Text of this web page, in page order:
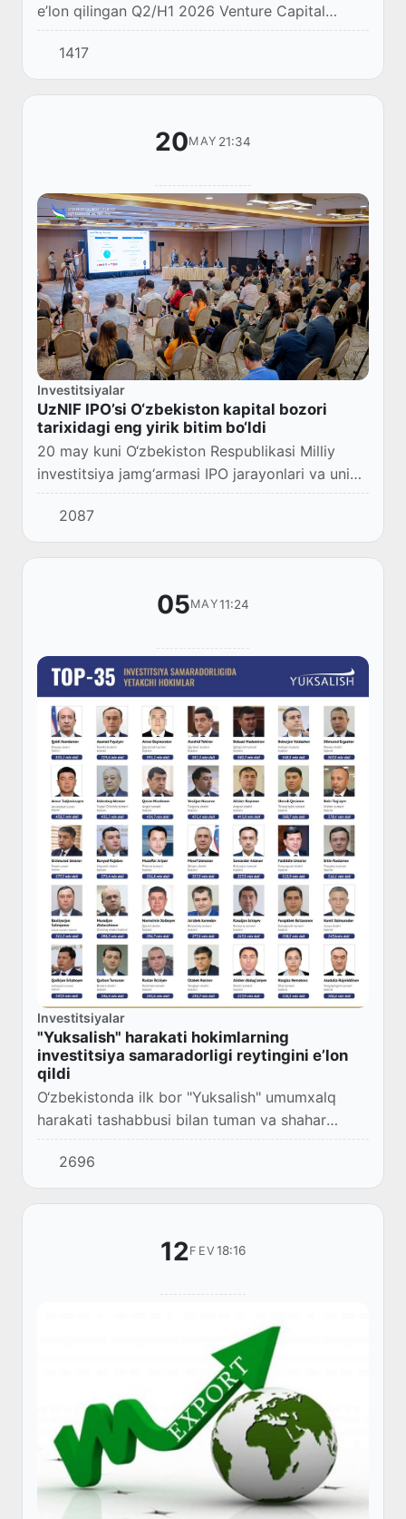
e’lon qilingan Q2/H1 2026 Venture Capital
Report natijalariga ko‘ra, O‘zbekiston venchur
investitsiyalar hajmining yillik o‘sish sur’ati b...
1417
20MAY 21:34
Investitsiyalar
UzNIF IPO’si O‘zbekiston kapital bozori
tarixidagi eng yirik bitim bo‘ldi
20 may kuni O‘zbekiston Respublikasi Milliy
investitsiya jamg‘armasi IPO jarayonlari va uning
natijalariga bag‘ishlangan matbuot anjumani
bo‘lib o‘tdi.
2087
05MAY11:24
Investitsiyalar
"Yuksalish" harakati hokimlarning
investitsiya samaradorligi reytingini e’lon
qildi
O‘zbekistonda ilk bor "Yuksalish" umumxalq
harakati tashabbusi bilan tuman va shahar
hokimlarining investitsiya samaradorligi bo‘yicha
reyting shakllantirildi.
2696
12FEV 18:16